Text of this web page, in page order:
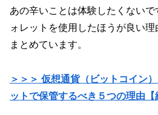
あの辛いことは体験したくないで
ォレットを使用したほうが良い理
まとめています。
＞＞＞ 仮想通貨（ビットコイン
ットで保管するべき５つの理由【